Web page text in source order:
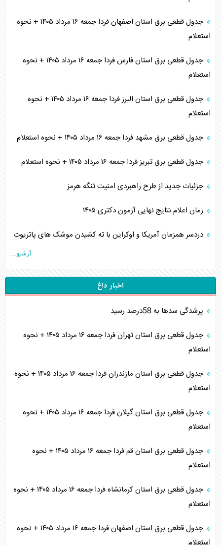
جدول قطعی برق استان اصفهان فردا جمعه ۱۶ مرداد ۱۴۰۵ + نحوه
استعلام
جدول قطعی برق استان فارس فردا جمعه ۱۶ مرداد ۱۴۰۵ + نحوه
استعلام
جدول قطعی برق استان البرز فردا جمعه ۱۶ مرداد ۱۴۰۵ + نحوه
استعلام
جدول قطعی برق مشهد فردا جمعه ۱۶ مرداد ۱۴۰۵ + نحوه استعلام
جدول قطعی برق تبریز فردا جمعه ۱۶ مرداد ۱۴۰۵ + نحوه استعلام
جزئیات جدید از طرح راهبردی امنیت تنگه هرمز
زمان اعلام نتایج نهایی آزمون دکتری ۱۴۰۵
دردسر همزمان آمریکا و اوکراین با ته کشیدن موشک های پاتریوت
آرشیو...
اخبار داغ
پرشدگی سدها به 58درصد رسید
جدول قطعی برق استان تهران فردا جمعه ۱۶ مرداد ۱۴۰۵ + نحوه
استعلام
جدول قطعی برق استان مازندران فردا جمعه ۱۶ مرداد ۱۴۰۵ + نحوه
استعلام
جدول قطعی برق استان گیلان فردا جمعه ۱۶ مرداد ۱۴۰۵ + نحوه
استعلام
جدول قطعی برق استان قم فردا جمعه ۱۶ مرداد ۱۴۰۵ + نحوه
استعلام
جدول قطعی برق استان کرمانشاه فردا جمعه ۱۶ مرداد ۱۴۰۵ + نحوه
استعلام
جدول قطعی برق استان اصفهان فردا جمعه ۱۶ مرداد ۱۴۰۵ + نحوه